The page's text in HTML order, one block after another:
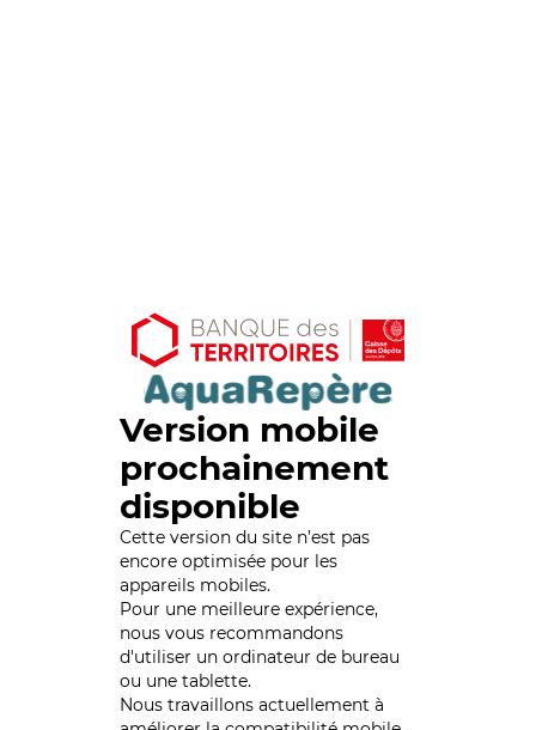
Version mobile
prochainement
disponible
Cette version du site n’est pas
encore optimisée pour les
appareils mobiles.
Pour une meilleure expérience,
nous vous recommandons
d'utiliser un ordinateur de bureau
ou une tablette.
Nous travaillons actuellement à